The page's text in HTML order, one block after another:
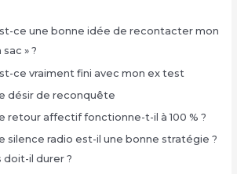
ce une bonne idée de recontacter mon
» ?
ce vraiment fini avec mon ex test
désir de reconquête
retour affectif fonctionne-t-il à 100 % ?
silence radio est-il une bonne stratégie ?
il durer ?